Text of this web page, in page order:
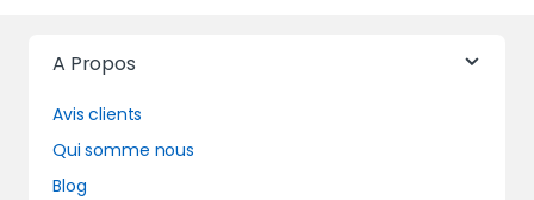
A Propos
Avis clients
Qui somme nous
Blog